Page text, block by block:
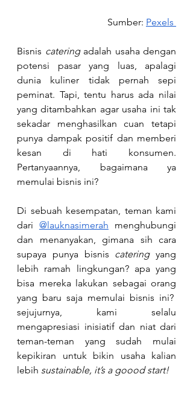
Sumber: Pexels
Bisnis catering adalah usaha dengan
potensi pasar yang luas, apalagi
dunia kuliner tidak pernah sepi
peminat. Tapi, tentu harus ada nilai
yang ditambahkan agar usaha ini tak
sekadar menghasilkan cuan tetapi
punya dampak positif dan memberi
kesan di hati konsumen.
Pertanyaannya, bagaimana ya
memulai bisnis ini?
Di sebuah kesempatan, teman kami
dari @lauknasimerah menghubungi
dan menanyakan, gimana sih cara
supaya punya bisnis catering yang
lebih ramah lingkungan? apa yang
bisa mereka lakukan sebagai orang
yang baru saja memulai bisnis ini?
sejujurnya, kami selalu
mengapresiasi inisiatif dan niat dari
teman-teman yang sudah mulai
kepikiran untuk bikin usaha kalian
lebih sustainable, it’s a goood start!